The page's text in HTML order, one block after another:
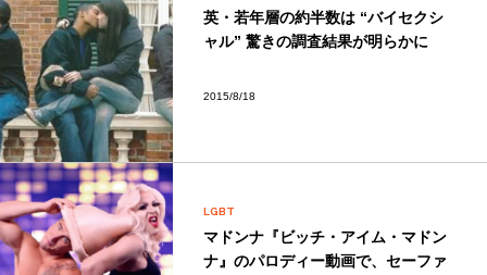
英・若年層の約半数は “バイセクシ
ャル” 驚きの調査結果が明らかに
2015/8/18
LGBT
マドンナ『ビッチ・アイム・マドン
ナ』のパロディー動画で、セーファ